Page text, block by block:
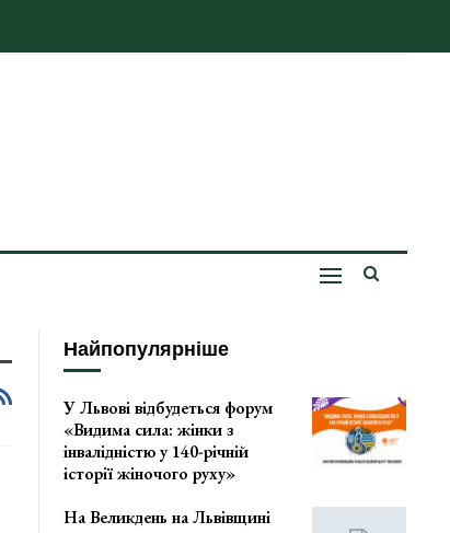
Найпопулярніше
У Львові відбудеться форум
«Видима сила: жінки з
інвалідністю у 140-річній
історії жіночого руху»
На Великдень на Львівщині